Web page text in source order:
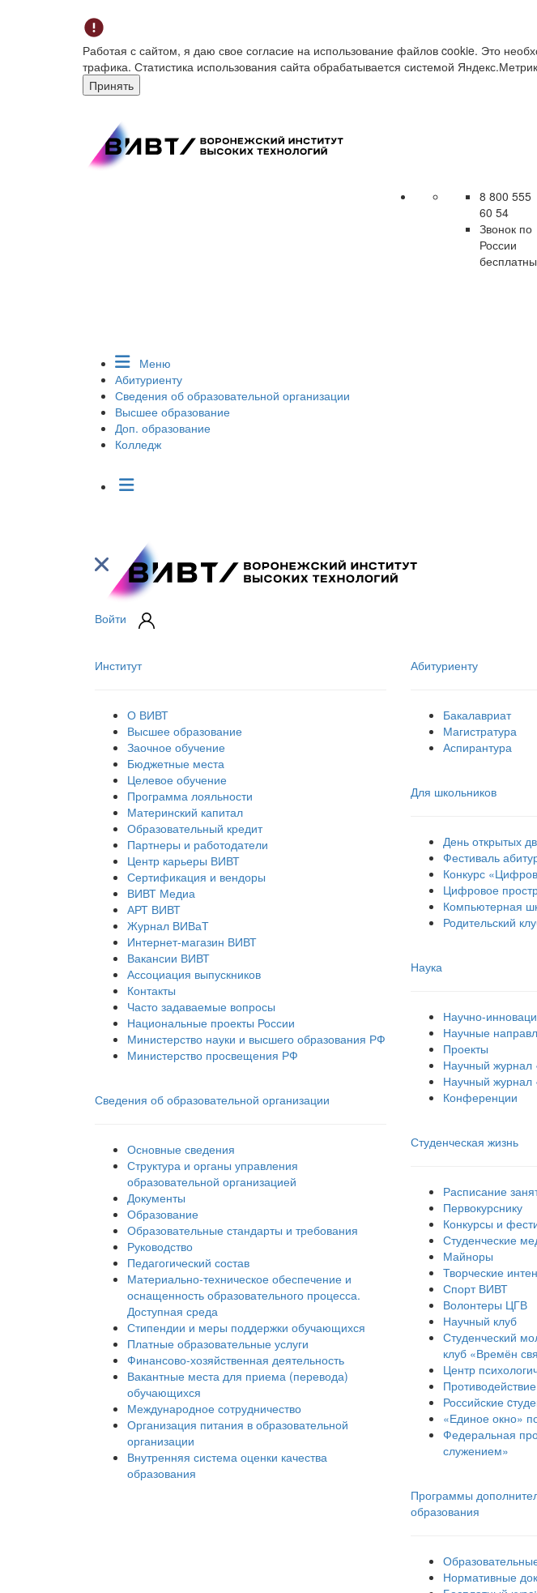
Работая с сайтом, я даю свое согласие на использование файлов cookie. Это
трафика. Статистика использования сайта обрабатывается системой
Принять
8 800 555
60 54
Звонок по
России
Меню
Абитуриенту
Сведения об образовательной организации
Высшее образование
Доп. образование
Колледж
Войти
Институт
О ВИВТ
Высшее образование
Заочное обучение
Бюджетные места
Целевое обучение
Программа лояльности
Материнский капитал
Образовательный кредит
Партнеры и работодатели
Центр карьеры ВИВТ
Сертификация и вендоры
ВИВТ Медиа
АРТ ВИВТ
Журнал ВИВаТ
Интернет-магазин ВИВТ
Вакансии ВИВТ
Ассоциация выпускников
Контакты
Часто задаваемые вопросы
Национальные проекты России
Министерство науки и высшего образования РФ
Министерство просвещения РФ
Сведения об образовательной организации
Основные сведения
Структура и органы управления
образовательной организацией
Документы
Образование
Образовательные стандарты и требования
Руководство
Педагогический состав
Материально-техническое обеспечение и
оснащенность образовательного процесса.
Доступная среда
Стипендии и меры поддержки обучающихся
Платные образовательные услуги
Финансово-хозяйственная деятельность
Вакантные места для приема (перевода)
обучающихся
Международное сотрудничество
Организация питания в образовательной
организации
Внутренняя система оценки качества
образования
Абитуриенту
Бакалавриат
Магистратура
Аспирантура
Для школьников
День открытых
Фестиваль
Конкурс
Цифровое
Компьютерная
Родительский
Наука
Научно-
Научные
Проекты
Научный журнал
Научный
Конференции
Студенческая жизнь
Расписание
Первокурснику
Конкурсы и
Студенческие
Майноры
Творческие
Спорт ВИВТ
Волонтеры ЦГВ
Научный клуб
Студенческий
клуб «Времён
Центр
Российские
«Единое окно»
Федеральная
служением»
Программы
образования
Нормативные